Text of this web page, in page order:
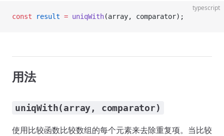
typescript
const result = uniqWith(array, comparator);
用法
uniqWith(array, comparator)
使用比较函数比较数组的每个元素来去除重复项。当比较